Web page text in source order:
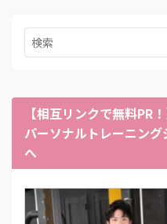
【相互リンクで無料PR
パーソナルトレーニン
へ